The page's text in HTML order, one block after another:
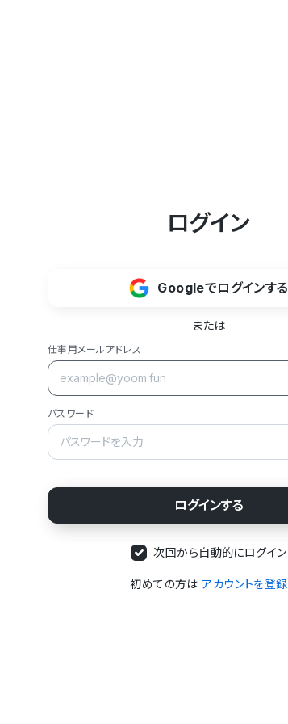
ログイン
Googleでログインする
または
仕事用メールアドレス
パスワード
次回から自動的にログイン
初めての方はアカウントを登録